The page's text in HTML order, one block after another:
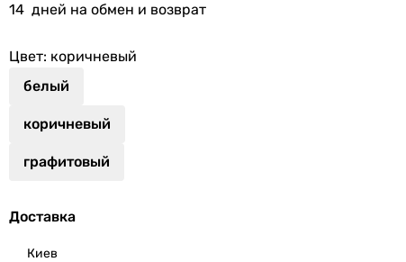
14 дней на обмен и возврат
Цвет: коричневый
белый
коричневый
графитовый
Доставка
Киев